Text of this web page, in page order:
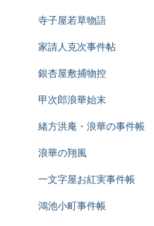
寺子屋若草物語
家請人克次事件帖
銀杏屋敷捕物控
甲次郎浪華始末
緒方洪庵・浪華の事件帳
浪華の翔風
一文字屋お紅実事件帳
鴻池小町事件帳